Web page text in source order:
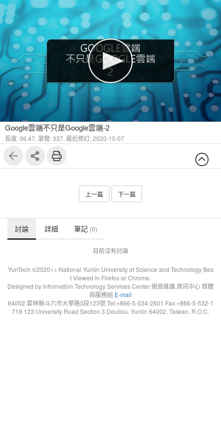
Google雲端不只是Google雲端-2
長度: 06:47, 瀏覽: 337, 最近修訂: 2020-10-07
上一篇 下一篇
討論 詳細 筆記 (0)
目前沒有討論
YunTech ©2020>> National Yunlin University of Science and Technology Bes
t Viewed in Firefox or Chrome.
Designed by Information Technology Services Center 網頁維護.資訊中心 媒體
與服務組 E-mail
64002 雲林縣斗六市大學路3段123號 Tel:+866-5-534-2601 Fax:+866-5-532-1
719 123 University Road Section 3 Douliou. Yunlin 64002. Taiwan. R.O.C.